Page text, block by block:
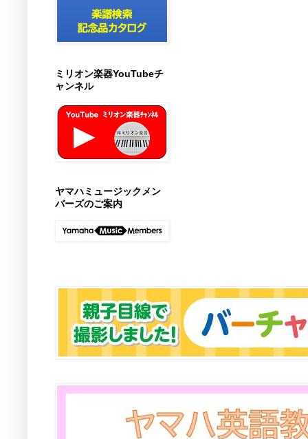
ミリオン楽器YouTubeチ
ャンネル
ヤマハミュージックメン
バーズのご案内